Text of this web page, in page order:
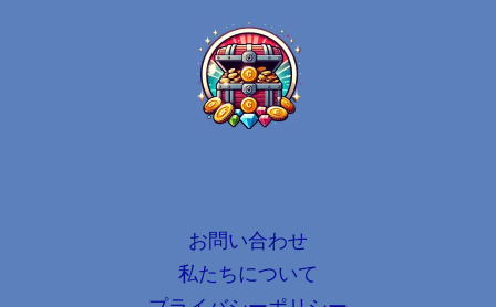
お問い合わせ
私たちについて